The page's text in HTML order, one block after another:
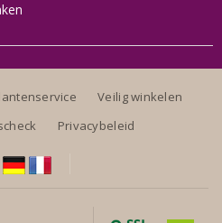
Veilig winkelen
Privacybeleid